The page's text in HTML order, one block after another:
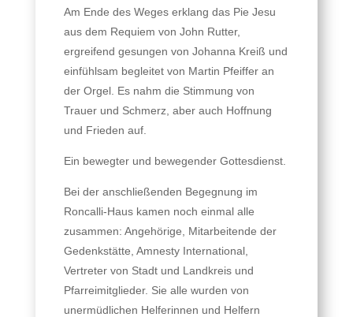
Am Ende des Weges erklang das Pie Jesu
aus dem Requiem von John Rutter,
ergreifend gesungen von Johanna Kreiß und
einfühlsam begleitet von Martin Pfeiffer an
der Orgel. Es nahm die Stimmung von
Trauer und Schmerz, aber auch Hoffnung
und Frieden auf.
Ein bewegter und bewegender Gottesdienst.
Bei der anschließenden Begegnung im
Roncalli-Haus kamen noch einmal alle
zusammen: Angehörige, Mitarbeitende der
Gedenkstätte, Amnesty International,
Vertreter von Stadt und Landkreis und
Pfarreimitglieder. Sie alle wurden von
unermüdlichen Helferinnen und Helfern